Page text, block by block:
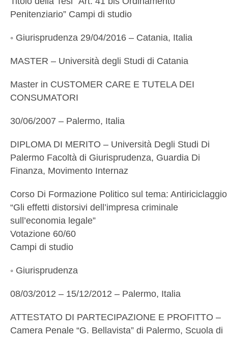
Penitenziario” Campi di studio
◦ Giurisprudenza 29/04/2016 – Catania, Italia
MASTER – Università degli Studi di Catania
Master in CUSTOMER CARE E TUTELA DEI
CONSUMATORI
30/06/2007 – Palermo, Italia
DIPLOMA DI MERITO – Università Degli Studi Di
Palermo Facoltà di Giurisprudenza, Guardia Di
Finanza, Movimento Internaz
Corso Di Formazione Politico sul tema: Antiriciclaggio
“Gli effetti distorsivi dell’impresa criminale
sull’economia legale”
Votazione 60/60
Campi di studio
◦ Giurisprudenza
08/03/2012 – 15/12/2012 – Palermo, Italia
ATTESTATO DI PARTECIPAZIONE E PROFITTO –
Camera Penale “G. Bellavista” di Palermo, Scuola di